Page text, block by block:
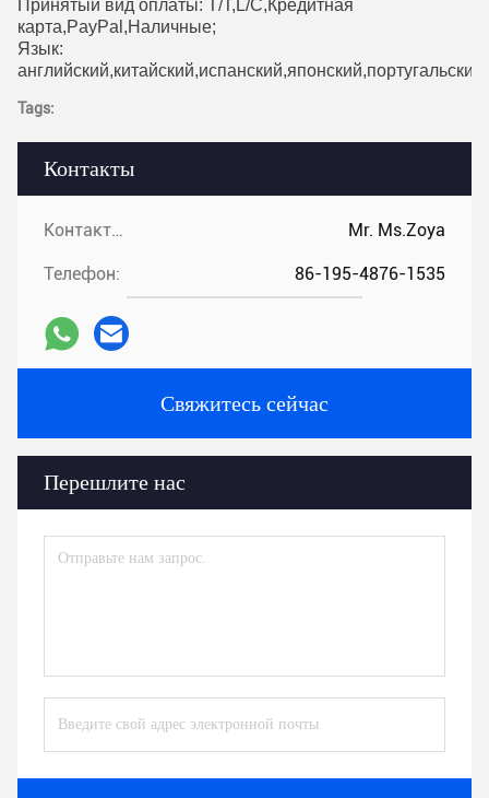
Контакты
Контакты: Mr. Ms.Zoya
Телефон: 86-195-4876-1535
Свяжитесь сейчас
Перешлите нас
Принятый вид оплаты: T/T,L/C,Кредитная
карта,PayPal,Наличные;
Язык:
Tags: